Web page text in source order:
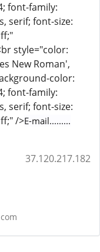
font-family:
serif; font-size:
style="color:
New Roman',
color:
font-family:
serif; font-size:
/>E-mail.........
37.120.217.182